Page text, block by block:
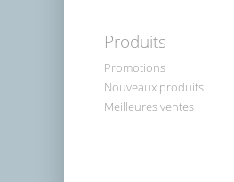
Produits
Promotions
Nouveaux produits
Meilleures ventes